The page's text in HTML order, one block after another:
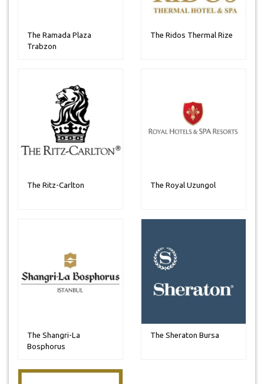
The Ramada Plaza
Trabzon
The Ridos Thermal Rize
The Ritz-Carlton The Royal Uzungol
The Shangri-La
Bosphorus
The Sheraton Bursa